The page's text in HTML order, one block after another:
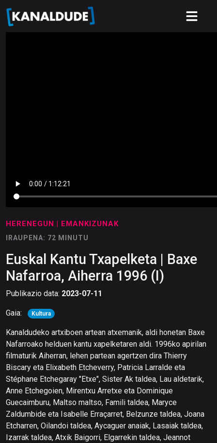
HERENEGUN | EMANKIZUNAK
IRAUPENA: 72 MINUTU
Euskal Kantu Txapelketa | Baxe
Nafarroa, Aiherra 1996 (I)
Publikazio data: 2023-07-11
Gaia: Kultura
Kanaldudeko artxiboen artean atxemanik, aldi honetan Baxe
Nafarroako helduen kantu xapelketaren aldi. 1996ko apirilan
filmaturik Aiherran, lehen partean agertzen dira Thierry
Biscary eta Elixabeth Etcheverry, Patricia Larralde eta
Stéphane Etchegaray "Etxe", Sister Ak taldea, Lau aldetarik,
Anne Etchegoien, Mirentxu Arretxe eta Dominique
Guecaimburu, Maltso maltso, Famili taldea, Maryce
Zaldumbide eta Isabelle Erraçarret, Belzunze taldea, Joana
Etcharren, Oilandoi taldea, Aycaguer anaiak, Lasaiak taldea,
Izarrak taldea, Atxik Baigorri, Elgarrekin taldea, Jeannot